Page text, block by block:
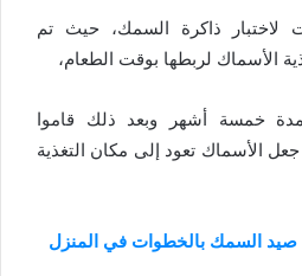
لاختبار ذاكرة السمك، حيث تم
الأسماك لربطها بوقت الطعام،
خمسة أشهر وبعد ذلك قاموا
الأسماك تعود إلى مكان التغذية
السمك بالخطوات في المنزل